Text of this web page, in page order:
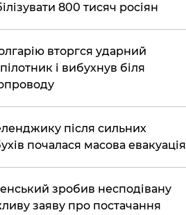
800 тисяч росіян
вторгся ударний
і вибухнув біля
після сильних
почалася масова евакуація
зробив несподівану
заяву про постачання